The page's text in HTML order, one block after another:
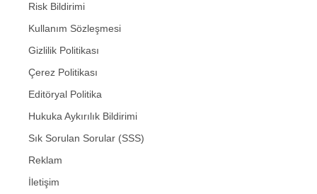
Risk Bildirimi
Kullanım Sözleşmesi
Gizlilik Politikası
Çerez Politikası
Editöryal Politika
Hukuka Aykırılık Bildirimi
Sık Sorulan Sorular (SSS)
Reklam
İletişim